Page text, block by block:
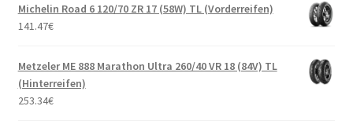
Michelin Road 6 120/70 ZR 17 (58W) TL (Vorderreifen)
141.47€
Metzeler ME 888 Marathon Ultra 260/40 VR 18 (84V) TL
(Hinterreifen)
253.34€